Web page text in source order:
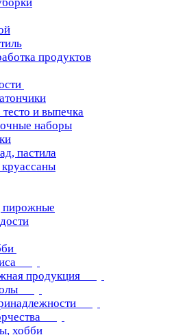
продуктов
и выпечка
наборы
пастила
пирожные
продукция
хобби